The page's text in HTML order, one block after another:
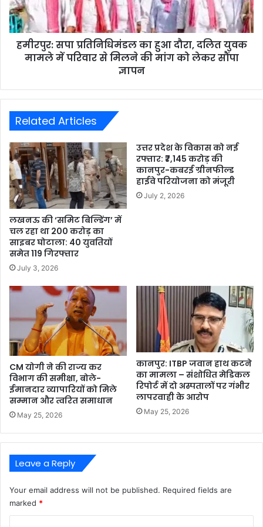
हमीरपुर: सपा प्रतिनिधिमंडल का हुआ दौरा, दलित युवक
मामले में परिवार से मिलने की मांग को लेकर सौंपा
ज्ञापन
Related Articles
लखनऊ की ‘समिट बिल्डिंग’ में
चल रहा था 200 करोड़ का
साइबर घोटाला: 40 युवतियों
समेत 119 गिरफ्तार
July 3, 2026
उत्तर प्रदेश के विकास को नई
रफ्तार: ₹7,145 करोड़ की
कानपुर-कबरई ग्रीनफील्ड
हाईवे परियोजना को मंजूरी
July 2, 2026
CM योगी ने की राज्य कर
विभाग की समीक्षा, बोले-
ईमानदार व्यापारियों को मिले
सम्मान और त्वरित समाधान
May 25, 2026
कानपुर: ITBP जवान हाथ कटने
का मामला – संशोधित मेडिकल
रिपोर्ट में दो अस्पतालों पर गंभीर
लापरवाही के आरोप
May 25, 2026
Leave a Reply
Your email address will not be published. Required fields are
marked *